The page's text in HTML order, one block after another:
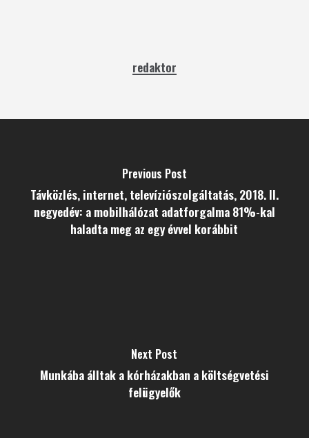
redaktor
Previous Post
Távközlés, internet, televíziószolgáltatás, 2018. II.
negyedév: a mobilhálózat adatforgalma 81%-kal
haladta meg az egy évvel korábbit
Next Post
Munkába álltak a kórházakban a költségvetési
felügyelők